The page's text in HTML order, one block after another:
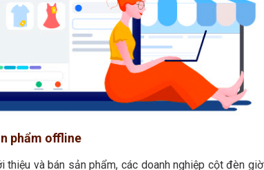
phẩm offline
và bán sản phẩm, các doanh nghiệp cột đèn giờ